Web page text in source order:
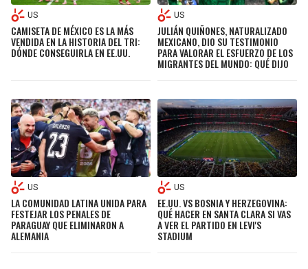
US
CAMISETA DE MÉXICO ES LA MÁS
VENDIDA EN LA HISTORIA DEL TRI:
DÓNDE CONSEGUIRLA EN EE.UU.
US
JULIÁN QUIÑONES, NATURALIZADO
MEXICANO, DIO SU TESTIMONIO
PARA VALORAR EL ESFUERZO DE LOS
MIGRANTES DEL MUNDO: QUÉ DIJO
US
LA COMUNIDAD LATINA UNIDA PARA
FESTEJAR LOS PENALES DE
PARAGUAY QUE ELIMINARON A
ALEMANIA
US
EE.UU. VS BOSNIA Y HERZEGOVINA:
QUÉ HACER EN SANTA CLARA SI VAS
A VER EL PARTIDO EN LEVI'S
STADIUM